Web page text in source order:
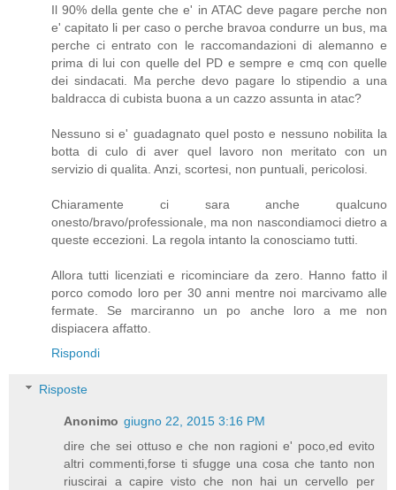
Il 90% della gente che e' in ATAC deve pagare perche non
e' capitato li per caso o perche bravoa condurre un bus, ma
perche ci entrato con le raccomandazioni di alemanno e
prima di lui con quelle del PD e sempre e cmq con quelle
dei sindacati. Ma perche devo pagare lo stipendio a una
baldracca di cubista buona a un cazzo assunta in atac?
Nessuno si e' guadagnato quel posto e nessuno nobilita la
botta di culo di aver quel lavoro non meritato con un
servizio di qualita. Anzi, scortesi, non puntuali, pericolosi.
Chiaramente ci sara anche qualcuno
onesto/bravo/professionale, ma non nascondiamoci dietro a
queste eccezioni. La regola intanto la conosciamo tutti.
Allora tutti licenziati e ricominciare da zero. Hanno fatto il
porco comodo loro per 30 anni mentre noi marcivamo alle
fermate. Se marciranno un po anche loro a me non
dispiacera affatto.
Rispondi
Risposte
Anonimo giugno 22, 2015 3:16 PM
dire che sei ottuso e che non ragioni e' poco,ed evito
altri commenti,forse ti sfugge una cosa che tanto non
riuscirai a capire visto che non hai un cervello per